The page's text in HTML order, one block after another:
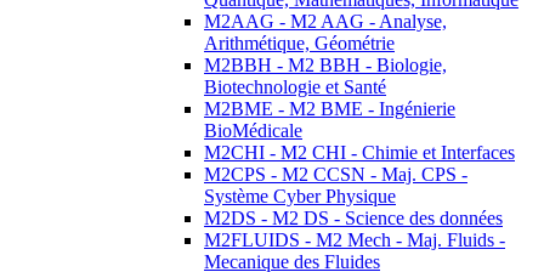
M2AAG - M2 AAG - Analyse,
Arithmétique, Géométrie
M2BBH - M2 BBH - Biologie,
Biotechnologie et Santé
M2BME - M2 BME - Ingénierie
BioMédicale
M2CHI - M2 CHI - Chimie et Interfaces
M2CPS - M2 CCSN - Maj. CPS -
Système Cyber Physique
M2DS - M2 DS - Science des données
M2FLUIDS - M2 Mech - Maj. Fluids -
Mecanique des Fluides